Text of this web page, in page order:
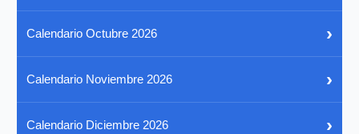
Calendario Octubre 2026 ›
Calendario Noviembre 2026 ›
Calendario Diciembre 2026 ›